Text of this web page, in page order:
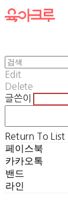
Edit
Delete
글쓴이
Return To List
페이스북
카카오톡
밴드
라인